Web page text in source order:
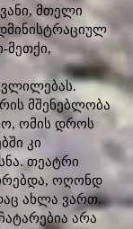
მთელი
მეთქი,
მშენებლობა
ომის დროს
კი
თეატრი
ოღონდ
ახლა ვართ.
არა